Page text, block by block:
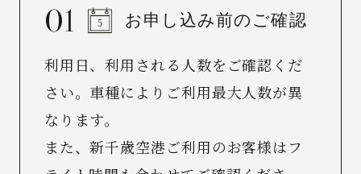
お申し込み前のご確認
利用日、利用される人数をご確認くだ
さい。車種によりご利用最大人数が異
なります。
また、新千歳空港ご利用のお客様はフ